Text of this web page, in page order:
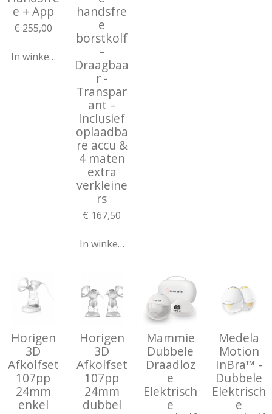
e + App
€ 255,00
In winkelwagen
handsfre
e
borstkolf
–
Draagbaa
r -
Transpar
ant –
Inclusief
oplaadba
re accu &
4 maten
extra
verkleine
rs
€ 167,50
In winkelwagen
Horigen
3D
Afkolfset
107pp
24mm
enkel
Horigen
3D
Afkolfset
107pp
24mm
dubbel
Mammie
Dubbele
Draadloz
e
Elektrisch
e
Medela
Motion
InBra™ -
Dubbele
Elektrisch
e